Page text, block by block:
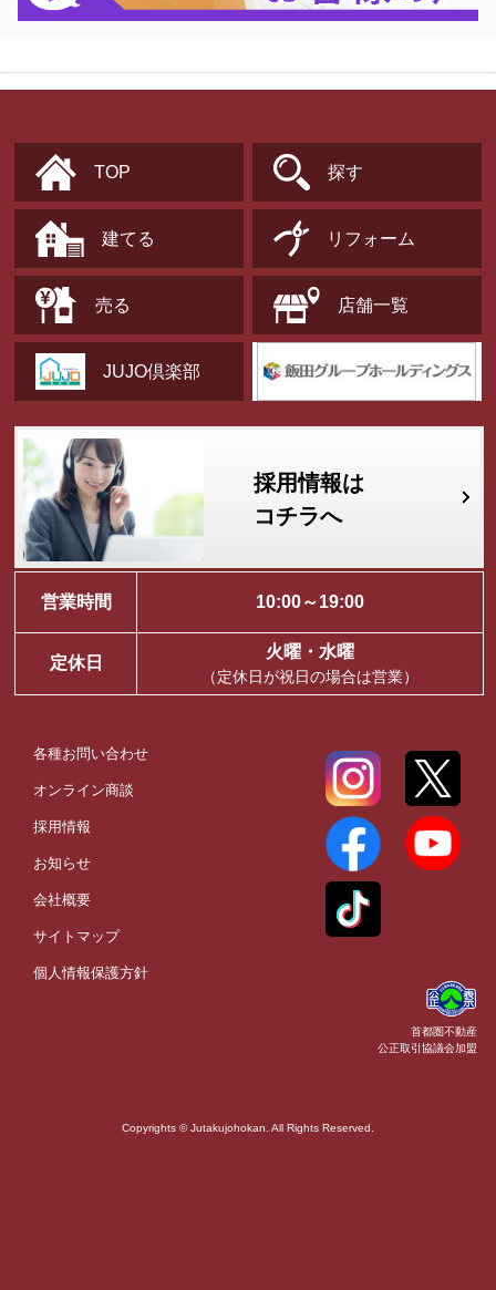
TOP 探す
建てる リフォーム
売る 店舗一覧
JUJO倶楽部
採用情報は
コチラへ
営業時間 10:00～19:00
定休日
火曜・水曜
（定休日が祝日の場合は営業）
各種お問い合わせ
オンライン商談
採用情報
お知らせ
会社概要
サイトマップ
個人情報保護方針
首都圏不動産
公正取引協議会加盟
Copyrights © Jutakujohokan. All Rights Reserved.